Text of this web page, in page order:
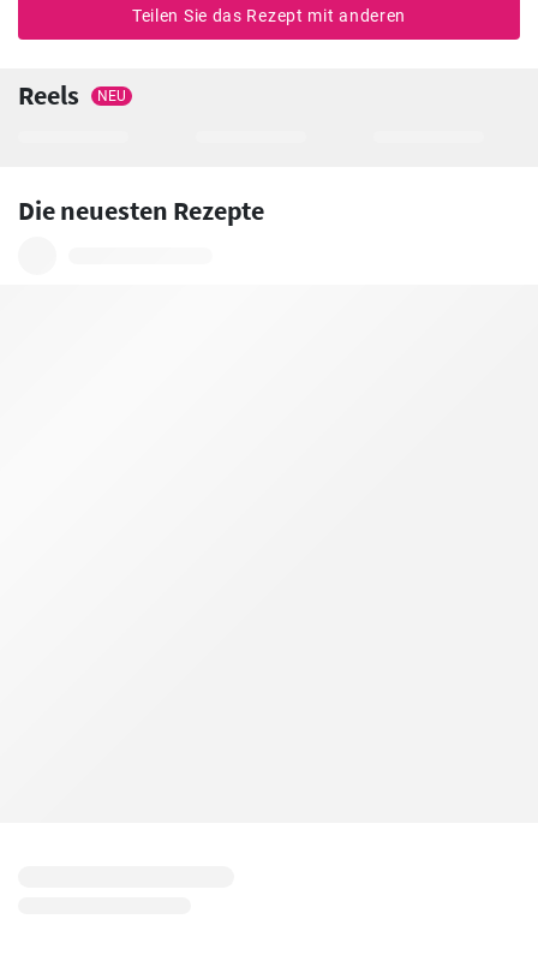
Teilen Sie das Rezept mit anderen
Reels NEU
Die neuesten Rezepte